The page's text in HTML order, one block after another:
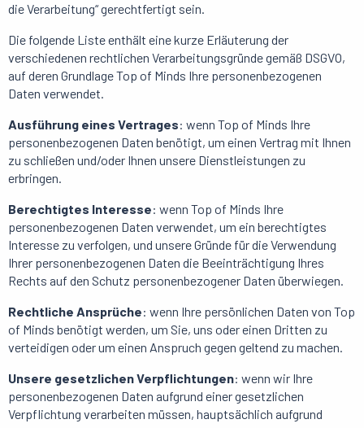
die Verarbeitung“ gerechtfertigt sein.
Die folgende Liste enthält eine kurze Erläuterung der
verschiedenen rechtlichen Verarbeitungsgründe gemäß DSGVO,
auf deren Grundlage Top of Minds Ihre personenbezogenen
Daten verwendet.
Ausführung eines Vertrages: wenn Top of Minds Ihre
personenbezogenen Daten benötigt, um einen Vertrag mit Ihnen
zu schließen und/oder Ihnen unsere Dienstleistungen zu
erbringen.
Berechtigtes Interesse: wenn Top of Minds Ihre
personenbezogenen Daten verwendet, um ein berechtigtes
Interesse zu verfolgen, und unsere Gründe für die Verwendung
Ihrer personenbezogenen Daten die Beeinträchtigung Ihres
Rechts auf den Schutz personenbezogener Daten überwiegen.
Rechtliche Ansprüche: wenn Ihre persönlichen Daten von Top
of Minds benötigt werden, um Sie, uns oder einen Dritten zu
verteidigen oder um einen Anspruch gegen geltend zu machen.
Unsere gesetzlichen Verpflichtungen: wenn wir Ihre
personenbezogenen Daten aufgrund einer gesetzlichen
Verpflichtung verarbeiten müssen, hauptsächlich aufgrund